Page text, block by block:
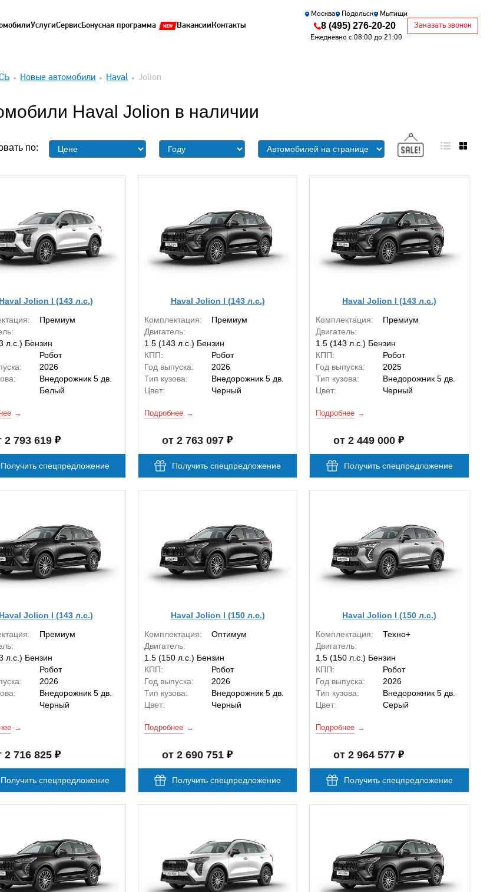
УслугиСервисБонусная программа ВакансииКонтакты
Москва Подольск Мытищи
8 (495) 276-20-20
Ежедневно с 08:00 до 21:00
Заказать звонок
Новые автомобили Haval Jolion
Haval Jolion в наличии
по:
Haval Jolion I (143 л.с.)
Премиум
л.с.) Бензин
Робот
2026
Внедорожник 5 дв.
Белый
2 793 619
Получить спецпредложение
Haval Jolion I (143 л.с.)
Комплектация:
Премиум
Двигатель:
1.5 (143 л.с.) Бензин
КПП:
Робот
Год выпуска:
2026
Тип кузова:
Внедорожник 5 дв.
Цвет:
Черный
Подробнее
от 2 763 097
Получить спецпредложение
Haval Jolion I (143 л.с.)
Комплектация:
Премиум
Двигатель:
1.5 (143 л.с.) Бензин
КПП:
Робот
Год выпуска:
2025
Тип кузова:
Внедорожник 5 дв.
Цвет:
Черный
Подробнее
от 2 449 000
Получить спецпредложение
Haval Jolion I (143 л.с.)
Премиум
л.с.) Бензин
Робот
2026
Внедорожник 5 дв.
Черный
2 716 825
Получить спецпредложение
Haval Jolion I (150 л.с.)
Комплектация:
Оптимум
Двигатель:
1.5 (150 л.с.) Бензин
КПП:
Робот
Год выпуска:
2026
Тип кузова:
Внедорожник 5 дв.
Цвет:
Черный
Подробнее
от 2 690 751
Получить спецпредложение
Haval Jolion I (150 л.с.)
Комплектация:
Техно+
Двигатель:
1.5 (150 л.с.) Бензин
КПП:
Робот
Год выпуска:
2026
Тип кузова:
Внедорожник 5 дв.
Цвет:
Серый
Подробнее
от 2 964 577
Получить спецпредложение